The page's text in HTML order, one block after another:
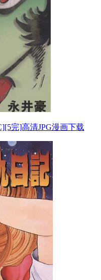
完]高清JPG漫画下载